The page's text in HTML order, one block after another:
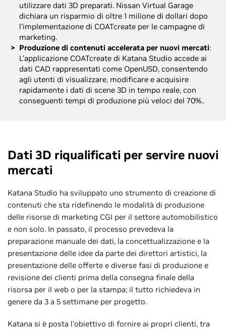
utilizzare dati 3D preparati. Nissan Virtual Garage
dichiara un risparmio di oltre 1 milione di dollari dopo
l'implementazione di COATcreate per le campagne di
marketing.
Produzione di contenuti accelerata per nuovi mercati:
L'applicazione COATcreate di Katana Studio accede ai
dati CAD rappresentati come OpenUSD, consentendo
agli utenti di visualizzare, modificare e acquisire
rapidamente i dati di scene 3D in tempo reale, con
conseguenti tempi di produzione più veloci del 70%..
Dati 3D riqualificati per servire nuovi
mercati
Katana Studio ha sviluppato uno strumento di creazione di
contenuti che sta ridefinendo le modalità di produzione
delle risorse di marketing CGI per il settore automobilistico
e non solo. In passato, il processo prevedeva la
preparazione manuale dei dati, la concettualizzazione e la
presentazione delle idee da parte dei direttori artistici, la
presentazione delle offerte e diverse fasi di produzione e
revisione dei clienti prima della consegna finale della
risorsa per il web o per la stampa; il tutto richiedeva in
genere da 3 a 5 settimane per progetto.
Katana si è posta l'obiettivo di fornire ai propri clienti, tra